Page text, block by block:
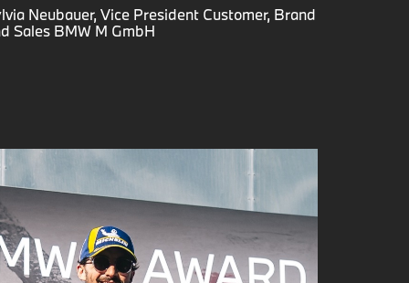
Neubauer, Vice President Customer, Brand
Sales BMW M GmbH